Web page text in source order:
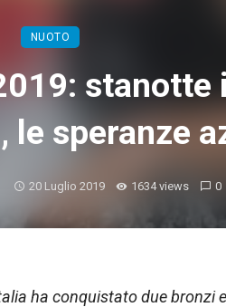
NUOTO
stanotte
le speranze
20 Luglio 2019 1634 views 0
ha conquistato due bronzi